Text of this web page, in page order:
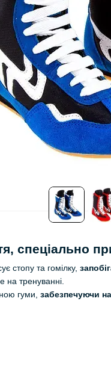
спеціально
стопу та гомілку,
на тренуванні.
гуми, забезпечуючи